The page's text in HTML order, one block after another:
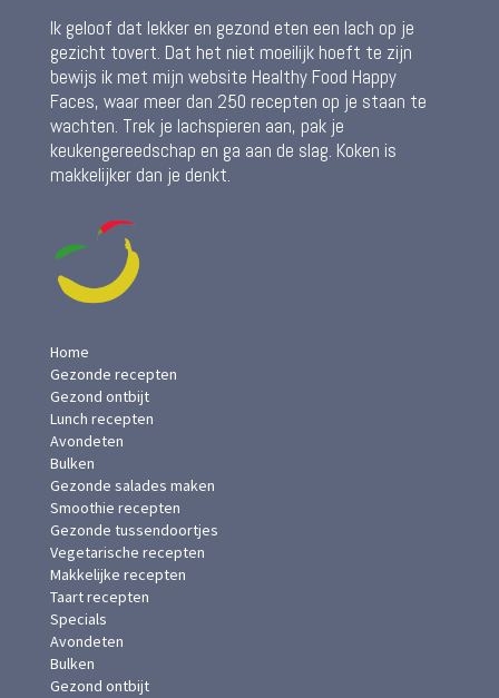
Ik geloof dat lekker en gezond eten een lach op je
gezicht tovert. Dat het niet moeilijk hoeft te zijn
bewijs ik met mijn website Healthy Food Happy
Faces, waar meer dan 250 recepten op je staan te
wachten. Trek je lachspieren aan, pak je
keukengereedschap en ga aan de slag. Koken is
makkelijker dan je denkt.
Home
Gezonde recepten
Gezond ontbijt
Lunch recepten
Avondeten
Bulken
Gezonde salades maken
Smoothie recepten
Gezonde tussendoortjes
Vegetarische recepten
Makkelijke recepten
Taart recepten
Specials
Avondeten
Bulken
Gezond ontbijt